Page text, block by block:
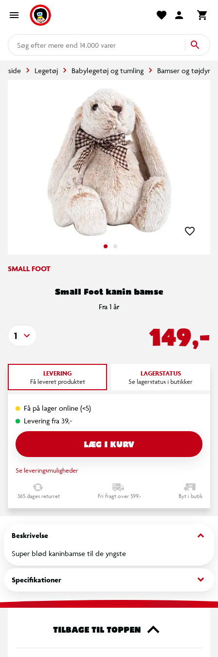
mere end 14.000 varer
Legetøj Babylegetøj og tumling Bamser og tøjdyr
SMALL FOOT
Small Foot kanin bamse
Fra 1 år
149,-
1
LEVERING
Få leveret produktet
LAGERSTATUS
Se lagerstatus i butikker
Få på lager online (<5)
Levering fra 39,-
LÆG I KURV
Se leveringsmuligheder
365 dages returret Fri fragt over 599,- Byt i butik
Beskrivelse keyboard_arrow_down
Super blød kaninbamse til de yngste
Specifikationer keyboard_arrow_down
TILBAGE TIL TOPPEN